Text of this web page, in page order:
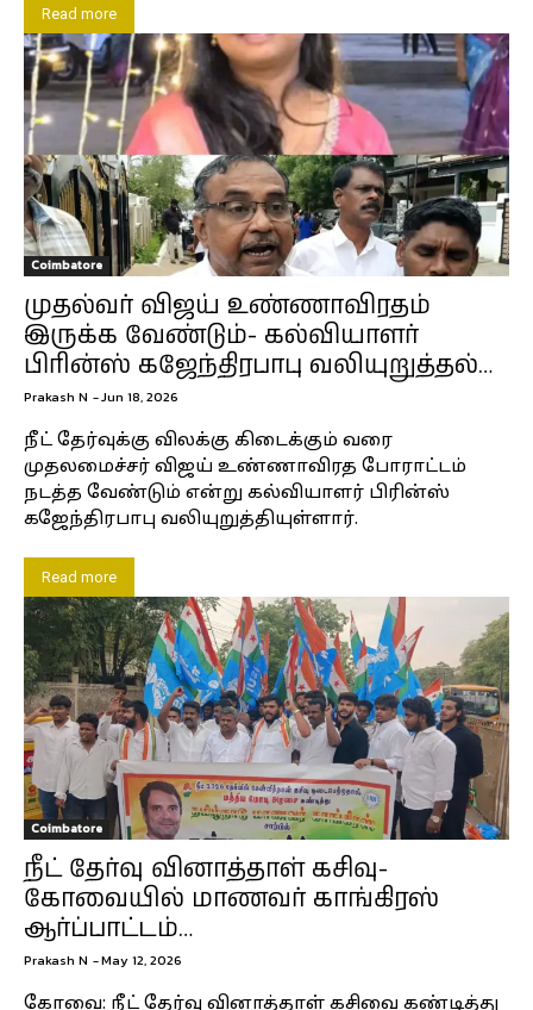
Read more
Coimbatore
முதல்வர் விஜய் உண்ணாவிரதம்
இருக்க வேண்டும்- கல்வியாளர்
பிரின்ஸ் கஜேந்திரபாபு வலியுறுத்தல்…
Prakash N -Jun 18, 2026
நீட் தேர்வுக்கு விலக்கு கிடைக்கும் வரை
முதலமைச்சர் விஜய் உண்ணாவிரத போராட்டம்
நடத்த வேண்டும் என்று கல்வியாளர் பிரின்ஸ்
கஜேந்திரபாபு வலியுறுத்தியுள்ளார்.
Read more
Coimbatore
நீட் தேர்வு வினாத்தாள் கசிவு-
கோவையில் மாணவர் காங்கிரஸ்
ஆர்ப்பாட்டம்…
Prakash N -May 12, 2026
கோவை: நீட் தேர்வு வினாத்தாள் கசிவை கண்டித்து